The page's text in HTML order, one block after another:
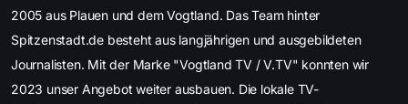
2005 aus Plauen und dem Vogtland. Das Team hinter
Spitzenstadt.de besteht aus langjährigen und ausgebildeten
Journalisten. Mit der Marke "Vogtland TV / V.TV" konnten wir
2023 unser Angebot weiter ausbauen. Die lokale TV-